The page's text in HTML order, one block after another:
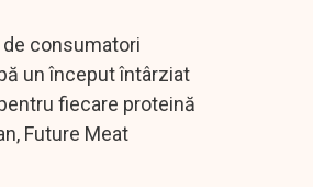
consumatori
un început întârziat
fiecare proteină
Future Meat